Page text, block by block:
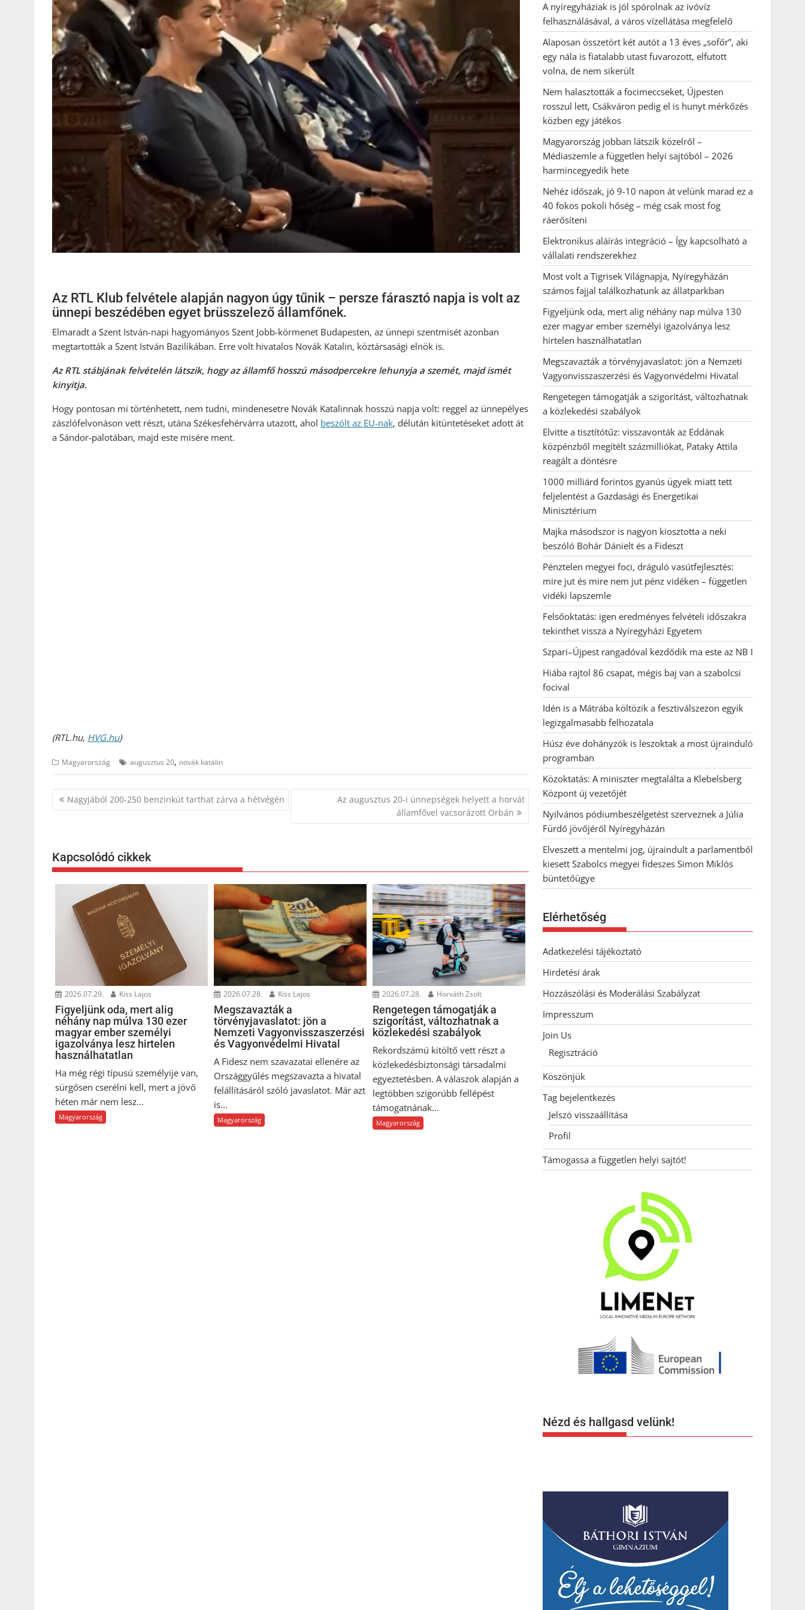
Az RTL Klub felvétele alapján nagyon úgy tűnik – persze fárasztó napja is volt az
ünnepi beszédében egyet brüsszelező államfőnek.
Elmaradt a Szent István-napi hagyományos Szent Jobb-körmenet Budapesten, az ünnepi szentmisét azonban
megtartották a Szent István Bazilikában. Erre volt hivatalos Novák Katalin, köztársasági elnök is.
Az RTL stábjának felvételén látszik, hogy az államfő hosszú másodpercekre lehunyja a szemét, majd ismét
kinyitja.
Hogy pontosan mi történhetett, nem tudni, mindenesetre Novák Katalinnak hosszú napja volt: reggel az ünnepélyes
zászlófelvonáson vett részt, utána Székesfehérvárra utazott, ahol beszólt az EU-nak, délután kitüntetéseket adott át
a Sándor-palotában, majd este misére ment.
(RTL.hu, HVG.hu)
Magyarország augusztus 20, novák katalin
Bejegyzés
navigáció
Nagyjából 200-250 benzinkút tarthat zárva a hétvégén
Az augusztus 20-i ünnepségek helyett a horvát
államfővel vacsorázott Orbán
Kapcsolódó cikkek
2026.07.29. Kiss Lajos
Figyeljünk oda, mert alig
néhány nap múlva 130 ezer
magyar ember személyi
igazolványa lesz hirtelen
használhatatlan
Ha még régi típusú személyije van,
sürgősen cserélni kell, mert a jövő
héten már nem lesz...
Magyarország
2026.07.28. Kiss Lajos
Megszavazták a
törvényjavaslatot: jön a
Nemzeti Vagyonvisszaszerzési
és Vagyonvédelmi Hivatal
A Fidesz nem szavazatai ellenére az
Országgyűlés megszavazta a hivatal
felállításáról szóló javaslatot. Már azt
is...
Magyarország
2026.07.28. Horváth Zsolt
Rengetegen támogatják a
szigorítást, változhatnak a
közlekedési szabályok
Rekordszámú kitöltő vett részt a
közlekedésbiztonsági társadalmi
egyeztetésben. A válaszok alapján a
legtöbben szigorúbb fellépést
támogatnának...
Magyarország
A nyíregyháziak is jól spórolnak az ivóvíz
felhasználásával, a város vízellátása megfelelő
Alaposan összetört két autót a 13 éves „sofőr”, aki
egy nála is fiatalabb utast fuvarozott, elfutott
volna, de nem sikerült
Nem halasztották a focimeccseket, Újpesten
rosszul lett, Csákváron pedig el is hunyt mérkőzés
közben egy játékos
Magyarország jobban látszik közelről –
Médiaszemle a független helyi sajtóból – 2026
harmincegyedik hete
Nehéz időszak, jó 9-10 napon át velünk marad ez a
40 fokos pokoli hőség – még csak most fog
ráerősíteni
Elektronikus aláírás integráció – Így kapcsolható a
vállalati rendszerekhez
Most volt a Tigrisek Világnapja, Nyíregyházán
számos fajjal találkozhatunk az állatparkban
Figyeljünk oda, mert alig néhány nap múlva 130
ezer magyar ember személyi igazolványa lesz
hirtelen használhatatlan
Megszavazták a törvényjavaslatot: jön a Nemzeti
Vagyonvisszaszerzési és Vagyonvédelmi Hivatal
Rengetegen támogatják a szigorítást, változhatnak
a közlekedési szabályok
Elvitte a tisztítótűz: visszavonták az Eddának
közpénzből megítélt százmilliókat, Pataky Attila
reagált a döntésre
1000 milliárd forintos gyanús ügyek miatt tett
feljelentést a Gazdasági és Energetikai
Minisztérium
Majka másodszor is nagyon kiosztotta a neki
beszóló Bohár Dánielt és a Fideszt
Pénztelen megyei foci, dráguló vasútfejlesztés:
mire jut és mire nem jut pénz vidéken – független
vidéki lapszemle
Felsőoktatás: igen eredményes felvételi időszakra
tekinthet vissza a Nyíregyházi Egyetem
Szpari–Újpest rangadóval kezdődik ma este az NB I
Hiába rajtol 86 csapat, mégis baj van a szabolcsi
focival
Idén is a Mátrába költözik a fesztiválszezon egyik
legizgalmasabb felhozatala
Húsz éve dohányzók is leszoktak a most újrainduló
programban
Közoktatás: A miniszter megtalálta a Klebelsberg
Központ új vezetőjét
Nyilvános pódiumbeszélgetést szerveznek a Júlia
Fürdő jövőjéről Nyíregyházán
Elveszett a mentelmi jog, újraindult a parlamentből
kiesett Szabolcs megyei fideszes Simon Miklós
büntetőügye
Elérhetőség
Adatkezelési tájékoztató
Hirdetési árak
Hozzászólási és Moderálási Szabályzat
Impresszum
Join Us
Regisztráció
Köszönjük
Tag bejelentkezés
Jelszó visszaállítása
Profil
Támogassa a független helyi sajtót!
Nézd és hallgasd velünk!